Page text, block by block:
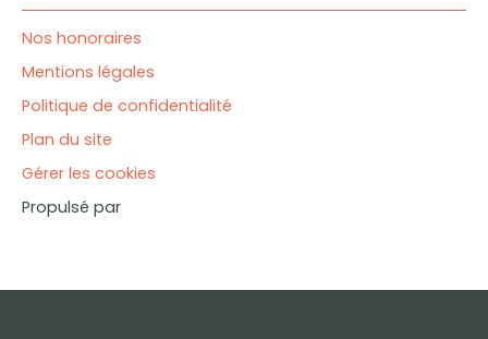
Nos honoraires
Mentions légales
Politique de confidentialité
Plan du site
Gérer les cookies
Propulsé par